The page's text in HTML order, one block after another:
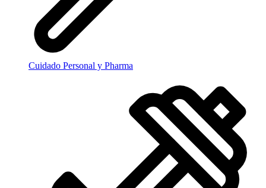
Cuidado Personal y Pharma